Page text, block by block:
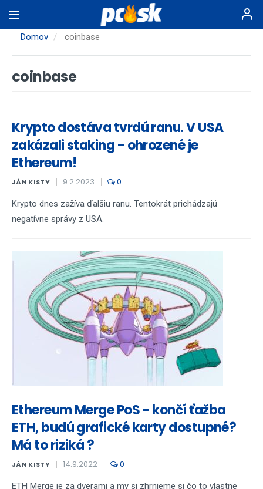
na
hlavnýDomov coinbase
coinbase
Krypto dostáva tvrdú ranu. V USA
zakázali staking - ohrozené je
Ethereum!
JÁN KISTY 9.2.2023 0
Krypto dnes zažíva ďalšiu ranu. Tentokrát prichádzajú
negatívne správy z USA.
Ethereum Merge PoS - končí ťažba
ETH, budú grafické karty dostupné?
Má to riziká ?
JÁN KISTY 14.9.2022 0
ETH Merge je za dverami a my si zhrnieme si čo to vlastne